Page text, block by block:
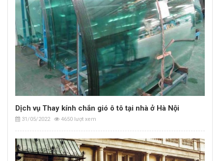
Dịch vụ Thay kính chắn gió ô tô tại nhà ở Hà Nội
31/05/2022 4650 lượt xem